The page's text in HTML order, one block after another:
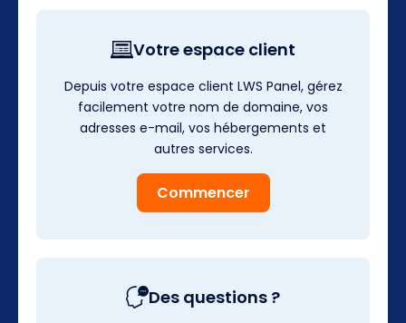
Votre espace client
Depuis votre espace client LWS Panel, gérez
facilement votre nom de domaine, vos
adresses e-mail, vos hébergements et
autres services.
Commencer
Des questions ?